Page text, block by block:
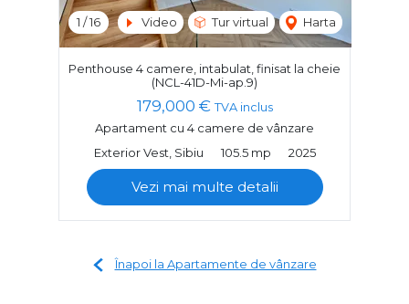
1 /16 Video Tur virtual Harta
Penthouse 4 camere, intabulat, finisat la cheie
(NCL-41D-Mi-ap.9)
179,000 € TVA inclus
Apartament cu 4 camere de vânzare
Exterior Vest, Sibiu
105.5 mp 2025
Vezi mai multe detalii
Înapoi la Apartamente de vânzare